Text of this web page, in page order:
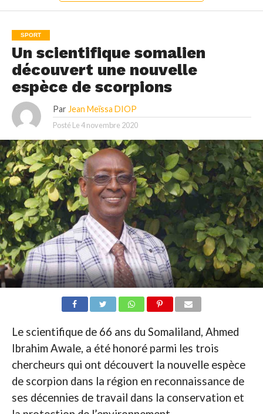
SPORT
Un scientifique somalien
découvert une nouvelle
espèce de scorpions
Par Jean Meïssa DIOP
Posté Le4 novembre 2020
Le scientifique de 66 ans du Somaliland, Ahmed
Ibrahim Awale, a été honoré parmi les trois
chercheurs qui ont découvert la nouvelle espèce
de scorpion dans la région en reconnaissance de
ses décennies de travail dans la conservation et